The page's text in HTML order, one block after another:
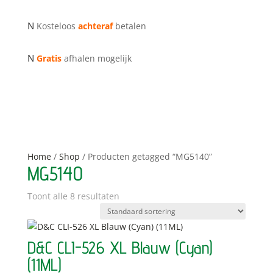
N Kosteloos achteraf betalen
N Gratis afhalen mogelijk
Home/ Shop / Producten getagged “MG5140”
MG5140
Toont alle 8 resultaten
D&C CLI-526 XL Blauw (Cyan)
(11ML)